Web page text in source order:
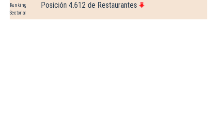
Ranking
Sectorial
Posición 4.612 de Restaurantes